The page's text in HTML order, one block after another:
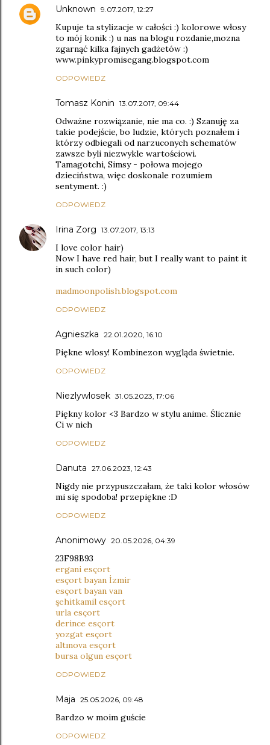
Unknown 9.07.2017, 12:27
Kupuje ta stylizacje w całości :) kolorowe włosy
to mój konik :) u nas na blogu rozdanie,mozna
zgarnąć kilka fajnych gadżetów :)
www.pinkypromisegang.blogspot.com
ODPOWIEDZ
Tomasz Konin 13.07.2017, 09:44
Odważne rozwiązanie, nie ma co. :) Szanuję za
takie podejście, bo ludzie, których poznałem i
którzy odbiegali od narzuconych schematów
zawsze byli niezwykle wartościowi.
Tamagotchi, Simsy - połowa mojego
dzieciństwa, więc doskonale rozumiem
sentyment. :)
ODPOWIEDZ
Irina Zorg 13.07.2017, 13:13
I love color hair)
Now I have red hair, but I really want to paint it
in such color)
madmoonpolish.blogspot.com
ODPOWIEDZ
Agnieszka 22.01.2020, 16:10
Piękne wlosy! Kombinezon wygląda świetnie.
ODPOWIEDZ
Niezlywlosek 31.05.2023, 17:06
Piękny kolor <3 Bardzo w stylu anime. Ślicznie
Ci w nich
ODPOWIEDZ
Danuta 27.06.2023, 12:43
Nigdy nie przypuszczałam, że taki kolor włosów
mi się spodoba! przepiękne :D
ODPOWIEDZ
Anonimowy 20.05.2026, 04:39
23F98B93
ergani esçort
esçort bayan İzmir
esçort bayan van
şehitkamil esçort
urla esçort
derince esçort
yozgat esçort
altınova esçort
bursa olgun esçort
ODPOWIEDZ
Maja 25.05.2026, 09:48
Bardzo w moim guście
ODPOWIEDZ